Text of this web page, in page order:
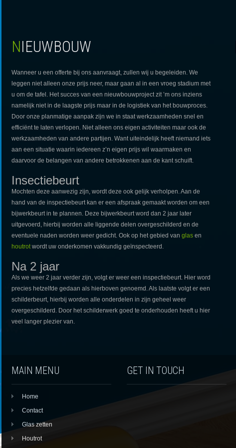
NIEUWBOUW
Wanneer u een offerte bij ons aanvraagt, zullen wij u begeleiden. We
leggen niet alleen onze prijs neer, maar gaan al in een vroeg stadium met
u om de tafel. Het succes van een nieuwbouwproject zit ’m ons inziens
namelijk niet in de laagste prijs maar in de logistiek van het bouwproces.
Door onze planmatige aanpak zijn we in staat werkzaamheden snel en
efficiënt te laten verlopen. Niet alleen ons eigen activiteiten maar ook de
werkzaamheden van andere partijen. Want uiteindelijk heeft niemand iets
aan een situatie waarin iedereen z’n eigen prijs wil waarmaken en
daarvoor de belangen van andere betrokkenen aan de kant schuift.
Insectiebeurt
Mochten deze aanwezig zijn, wordt deze ook gelijk verholpen. Aan de
hand van de inspectiebeurt kan er een afspraak gemaakt worden om een
bijwerkbeurt in te plannen. Deze bijwerkbeurt word dan 2 jaar later
uitgevoerd, hierbij worden alle liggende delen overgeschilderd en de
eventuele naden worden weer gedicht. Ook op het gebied van glas en
houtrotwordt uw onderkomen vakkundig geïnspecteerd.
Na 2 jaar
Als we weer 2 jaar verder zijn, volgt er weer een inspectiebeurt. Hier word
precies hetzelfde gedaan als hierboven genoemd. Als laatste volgt er een
schilderbeurt, hierbij worden alle onderdelen in zijn geheel weer
overgeschilderd. Door het schilderwerk goed te onderhouden heeft u hier
veel langer plezier van.
MAIN MENU
Home
Contact
Glas zetten
Houtrot
GET IN TOUCH